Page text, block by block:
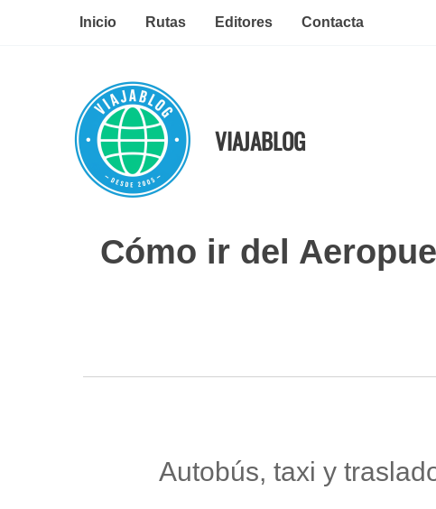
Inicio Rutas Editores Contacta
VIAJABLOG
Cómo ir del
Autobús, taxi y